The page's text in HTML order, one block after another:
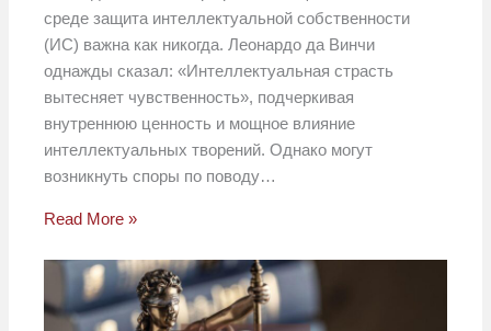
среде защита интеллектуальной собственности
(ИС) важна как никогда. Леонардо да Винчи
однажды сказал: «Интеллектуальная страсть
вытесняет чувственность», подчеркивая
внутреннюю ценность и мощное влияние
интеллектуальных творений. Однако могут
возникнуть споры по поводу…
Read More »